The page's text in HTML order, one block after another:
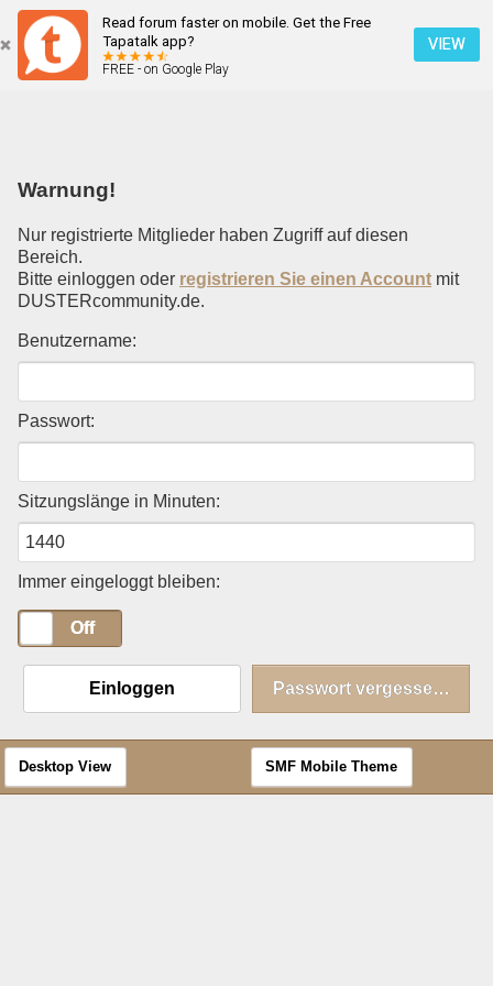
Read forum faster on mobile. Get the Free
Tapatalk app?
FREE - on Google Play
VIEW
Einloggen
Warnung!
Nur registrierte Mitglieder haben Zugriff auf diesen
Bereich.
Bitte einloggen oder registrieren Sie einen Account mit
DUSTERcommunity.de.
Benutzername:
Passwort:
Sitzungslänge in Minuten:
Immer eingeloggt bleiben:
Off
Einloggen Passwort vergessen?
Desktop View SMF Mobile Theme